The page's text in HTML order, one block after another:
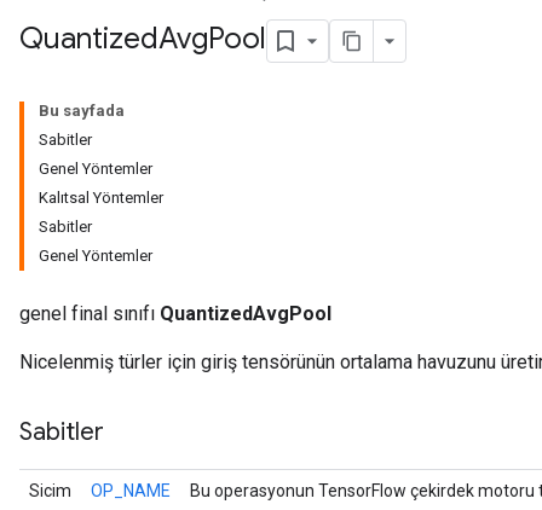
QuantizedAvgPool
Bu sayfada
Sabitler
Genel Yöntemler
Kalıtsal Yöntemler
Sabitler
Genel Yöntemler
genel final sınıfı QuantizedAvgPool
Nicelenmiş türler için giriş tensörünün ortalama havuzunu
Sabitler
Sicim OP_NAME Bu operasyonun TensorFlow çekirdek motoru